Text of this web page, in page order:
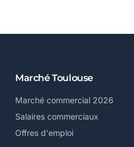
Marché Toulouse
Marché commercial 2026
Salaires commerciaux
Offres d'emploi